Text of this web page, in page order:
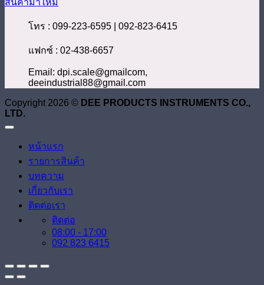
โทร : 099-223-6595 | 092-823-6415
แฟกซ์ : 02-438-6657
Email: dpi.scale@gmailcom,
deeindustrial88@gmail.com
Copyright 2026 © DEE PRODUCTS INSTRUMENTS CO.,
LTD.
หน้าแรก
รายการสินค้า
บทความ
เกี่ยวกับเรา
ติดต่อเรา
ติดต่อ
08:00 - 17:00
092 823 6415